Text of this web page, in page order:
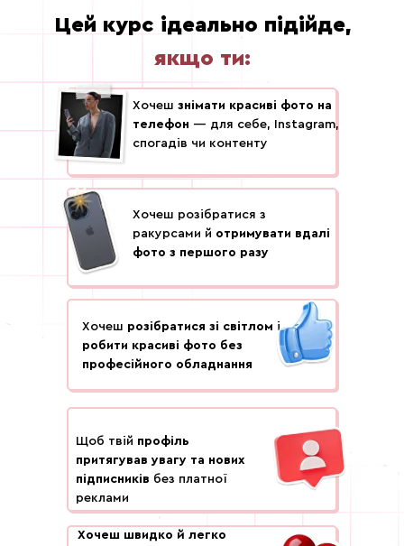
Цей курс ідеально підійде,
якщо ти:
Хочеш розібратися зі світлом і
робити красиві фото без
професійного обладнання
Щоб твій профіль
притягував увагу та нових
підписників без платної
реклами
Хочеш знімати красиві фото на
телефон — для себе, Instagram,
спогадів чи контенту
Хочеш швидко й легко
Хочеш розібратися з
ракурсами й отримувати вдалі
фото з першого разу